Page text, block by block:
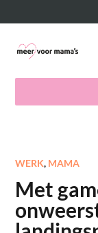
WERK, MAMA
Met